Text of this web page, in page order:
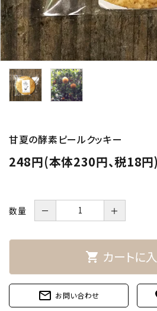
甘夏の酵素ピールクッキー
248円(本体230円、税18円)
数量 － ＋
shopping_cart カートに
mail_outline お問い合わせ